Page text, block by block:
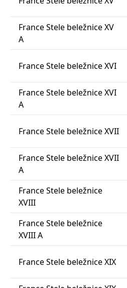
France Stele beležnice XV
A
France Stele beležnice XVI
France Stele beležnice XVI
A
France Stele beležnice XVII
France Stele beležnice XVII
A
France Stele beležnice
XVIII
France Stele beležnice
XVIII A
France Stele beležnice XIX